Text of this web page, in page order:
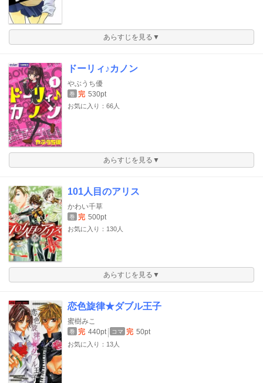
あらすじを見る▼
ドーリィ♪カノン
やぶうち優
巻 完 530pt
お気に入り：66人
あらすじを見る▼
101人目のアリス
かわい千草
巻 完 500pt
お気に入り：130人
あらすじを見る▼
恋色旋律★ダブル王子
蜜樹みこ
巻 完 440pt コマ 完 50pt
お気に入り：13人